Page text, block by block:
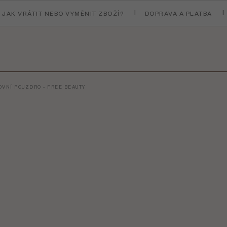
JAK VRÁTIT NEBO VYMĚNIT ZBOŽÍ? DOPRAVA A PLATBA
POUZDRO - FREE BEAUTY